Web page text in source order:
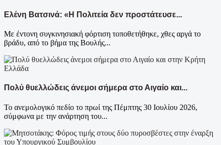
Ελένη Βατσινά: «Η Πολιτεία δεν προστάτευσε...
Με έντονη συγκινησιακή φόρτιση τοποθετήθηκε, χθες αργά το
βράδυ, από το βήμα της Βουλής...
Ελλάδα
Πολύ θυελλώδεις άνεμοι σήμερα στο Αιγαίο και...
Το ανεμολογικό πεδίο το πρωί της Πέμπτης 30 Ιουλίου 2026,
σύμφωνα με την ανάρτηση του...